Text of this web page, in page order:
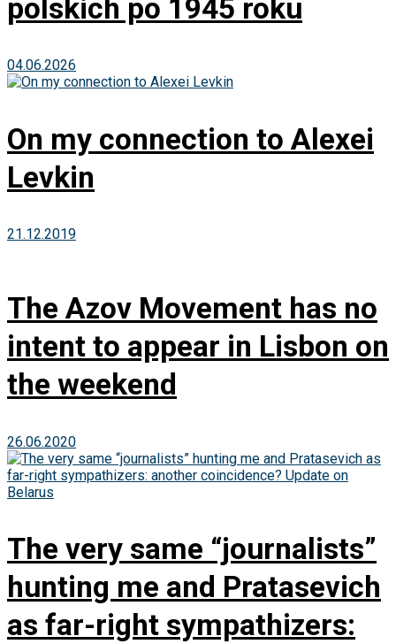
polskich po 1945 roku
04.06.2026
On my connection to Alexei
Levkin
21.12.2019
The Azov Movement has no
intent to appear in Lisbon on
the weekend
26.06.2020
The very same “journalists”
hunting me and Pratasevich
as far-right sympathizers: